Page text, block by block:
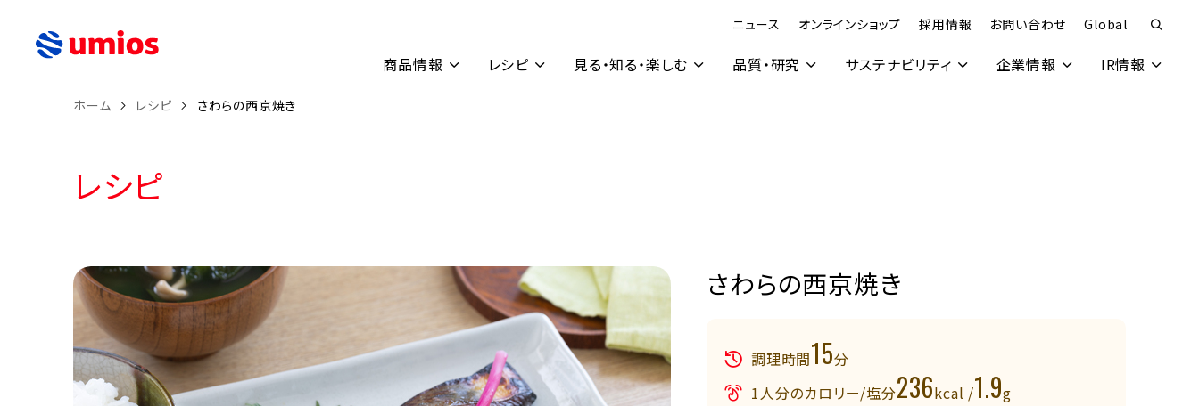
ニュース オンラインショップ 採用情報 お問い合わせ Global
商品情報 レシピ 見る・知る・楽しむ 品質・研究 サステナビリティ 企業情報 IR情報
ホーム レシピ さわらの西京焼き
レシピ
さわらの西京焼き
調理時間15分
1人分のカロリー/塩分236kcal /1.9g